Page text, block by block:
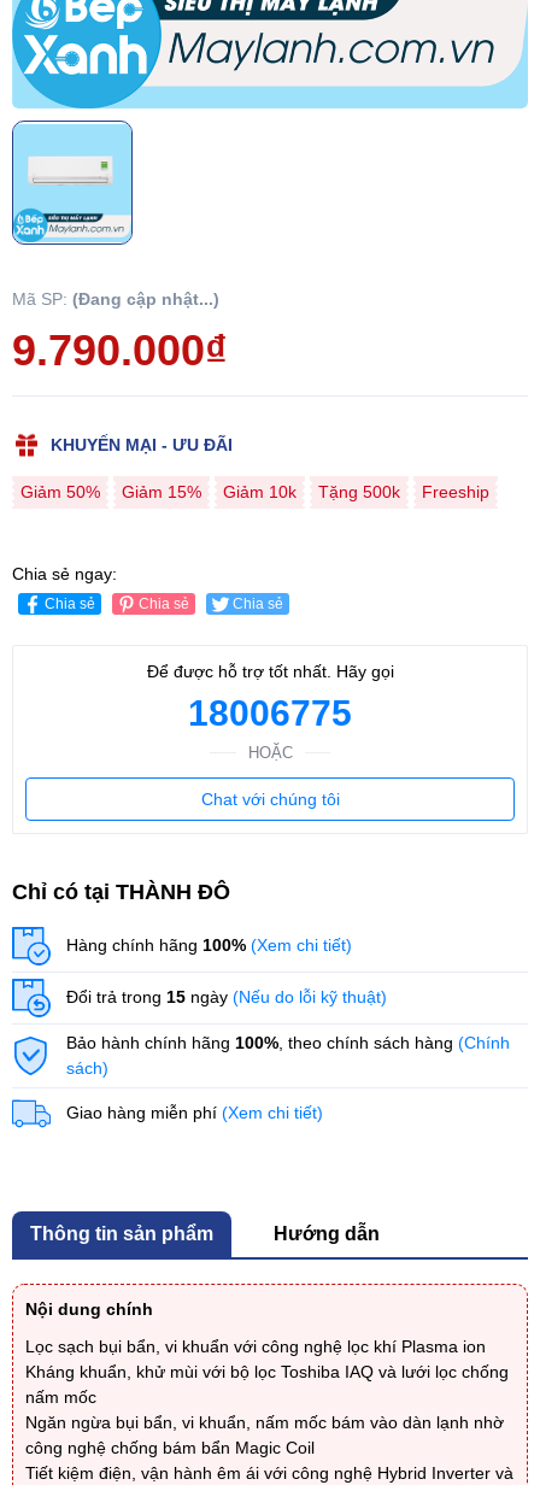
Mã SP: (Đang cập nhật...)
9.790.000₫
KHUYẾN MẠI - ƯU ĐÃI
Giảm 50% Giảm 15% Giảm 10k Tặng 500k Freeship
Chia sẻ ngay:
Chia sẻ Chia sẻ Chia sẻ
Để được hỗ trợ tốt nhất. Hãy gọi
18006775
HOẶC
Chat với chúng tôi
Chỉ có tại THÀNH ĐÔ
Hàng chính hãng 100% (Xem chi tiết)
Đổi trả trong 15 ngày (Nếu do lỗi kỹ thuật)
Bảo hành chính hãng 100% , theo chính sách hàng (Chính
sách)
Giao hàng miễn phí (Xem chi tiết)
Thông tin sản phẩm Hướng dẫn
Nội dung chính
Lọc sạch bụi bẩn, vi khuẩn với công nghệ lọc khí Plasma ion
Kháng khuẩn, khử mùi với bộ lọc Toshiba IAQ và lưới lọc chống
nấm mốc
Ngăn ngừa bụi bẩn, vi khuẩn, nấm mốc bám vào dàn lạnh nhờ
công nghệ chống bám bẩn Magic Coil
Tiết kiệm điện, vận hành êm ái với công nghệ Hybrid Inverter và